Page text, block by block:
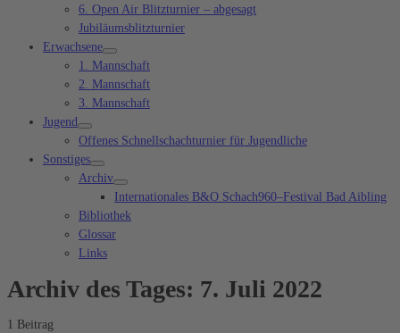
6. Open Air Blitzturnier – abgesagt
Jubiläumsblitzturnier
Erwachsene
1. Mannschaft
2. Mannschaft
3. Mannschaft
Jugend
Offenes Schnellschachturnier für Jugendliche
Sonstiges
Archiv
Internationales B&O Schach960–Festival Bad Aibling
Bibliothek
Glossar
Links
Archiv des Tages: 7. Juli 2022
1 Beitrag